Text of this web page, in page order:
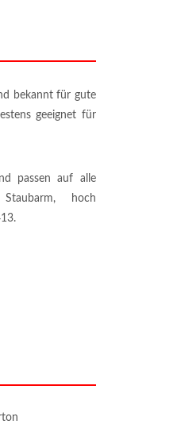
bekannt für gute
geeignet für
passen auf alle
Staubarm, hoch